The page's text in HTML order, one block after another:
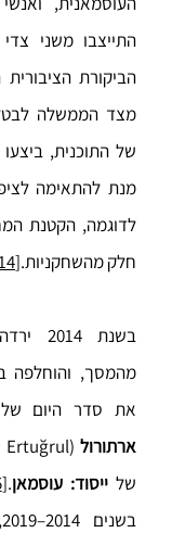
התייצבו משני
הביקורת
מצד הממשלה
של התוכנית,
מנת להתאימה
לדוגמה, הקטנת
חלק מהשחקניות.[14]
בשנת 2014 ירדה
מהמסך, והוחלפה
את סדר היום
ארתורול
שלייסוד: עוסמאן.
[15]